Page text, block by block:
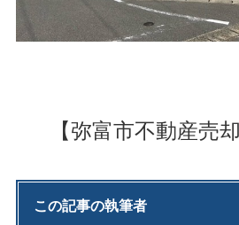
【弥富市不動産売
この記事の執筆者